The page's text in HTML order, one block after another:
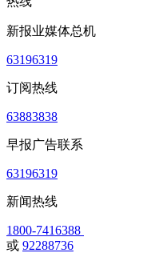
新报业媒体总机
63196319
订阅热线
63883838
早报广告联系
63196319
新闻热线
1800-7416388
或 92288736